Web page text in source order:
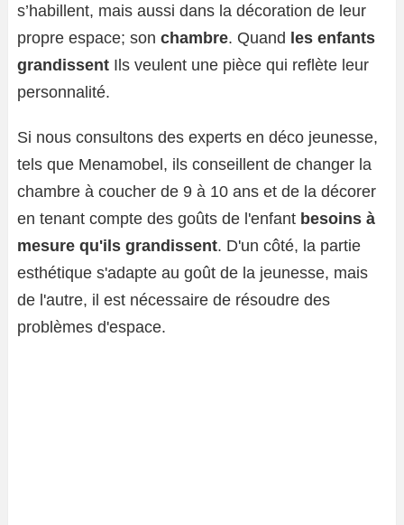
s’habillent, mais aussi dans la décoration de leur
propre espace; son chambre. Quand les enfants
grandissent Ils veulent une pièce qui reflète leur
personnalité.
Si nous consultons des experts en déco jeunesse,
tels que Menamobel, ils conseillent de changer la
chambre à coucher de 9 à 10 ans et de la décorer
en tenant compte des goûts de l'enfant besoins à
mesure qu'ils grandissent. D'un côté, la partie
esthétique s'adapte au goût de la jeunesse, mais
de l'autre, il est nécessaire de résoudre des
problèmes d'espace.